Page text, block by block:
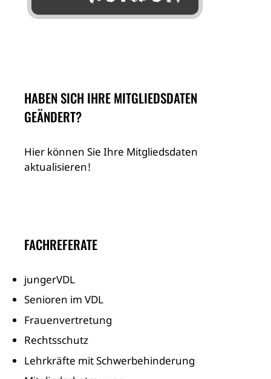
HABEN SICH IHRE MITGLIEDSDATEN
GEÄNDERT?
Hier können Sie Ihre Mitgliedsdaten
aktualisieren!
FACHREFERATE
jungerVDL
Senioren im VDL
Frauenvertretung
Rechtsschutz
Lehrkräfte mit Schwerbehinderung